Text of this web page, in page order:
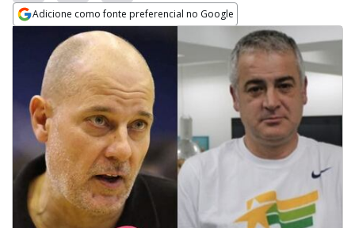
Adicione como fonte preferencial no Google
Opens in new window